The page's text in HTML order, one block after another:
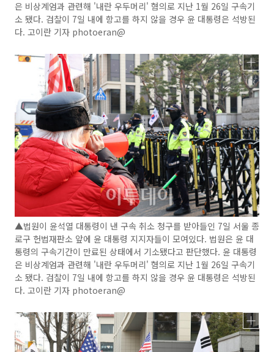
은 비상계엄과 관련해 '내란 우두머리' 혐의로 지난 1월 26일 구속기
소 됐다. 검찰이 7일 내에 항고를 하지 않을 경우 윤 대통령은 석방된
다. 고이란 기자 photoeran@
▲법원이 윤석열 대통령이 낸 구속 취소 청구를 받아들인 7일 서울 종
로구 헌법재판소 앞에 윤 대통령 지지자들이 모여있다. 법원은 윤 대
통령의 구속기간이 만료된 상태에서 기소됐다고 판단했다. 윤 대통령
은 비상계엄과 관련해 '내란 우두머리' 혐의로 지난 1월 26일 구속기
소 됐다. 검찰이 7일 내에 항고를 하지 않을 경우 윤 대통령은 석방된
다. 고이란 기자 photoeran@